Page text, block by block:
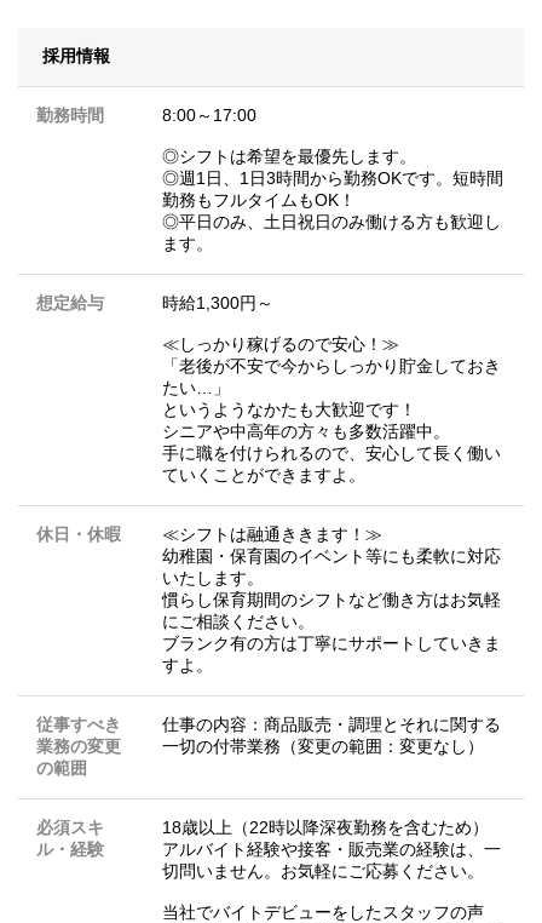
採用情報
勤務時間 8:00～17:00
◎シフトは希望を最優先します。
◎週1日、1日3時間から勤務OKです。短時間
勤務もフルタイムもOK！
◎平日のみ、土日祝日のみ働ける方も歓迎し
ます。
想定給与 時給1,300円～
≪しっかり稼げるので安心！≫
「老後が不安で今からしっかり貯金しておき
たい…」
というようなかたも大歓迎です！
シニアや中高年の方々も多数活躍中。
手に職を付けられるので、安心して長く働い
ていくことができますよ。
休日・休暇
≪シフトは融通ききます！≫
幼稚園・保育園のイベント等にも柔軟に対応
いたします。
慣らし保育期間のシフトなど働き方はお気軽
にご相談ください。
ブランク有の方は丁寧にサポートしていきま
すよ。
従事すべき
業務の変更
の範囲
仕事の内容：商品販売・調理とそれに関する
一切の付帯業務（変更の範囲：変更なし）
必須スキ
ル・経験
18歳以上（22時以降深夜勤務を含むため）
アルバイト経験や接客・販売業の経験は、一
切問いません。お気軽にご応募ください。
当社でバイトデビューをしたスタッフの声